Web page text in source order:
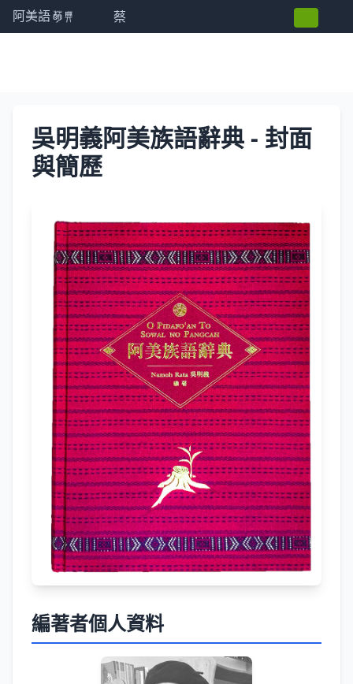
阿美語萌典 蔡
吳明義阿美族語辭典 - 封面
與簡歷
編著者個人資料